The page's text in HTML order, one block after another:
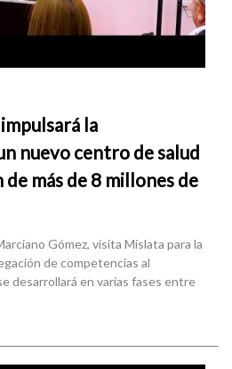
la
nuevo centro de salud
más de 8 millones de
Gómez, visita Mislata para la
de competencias al
desarrollará en varias fases entre